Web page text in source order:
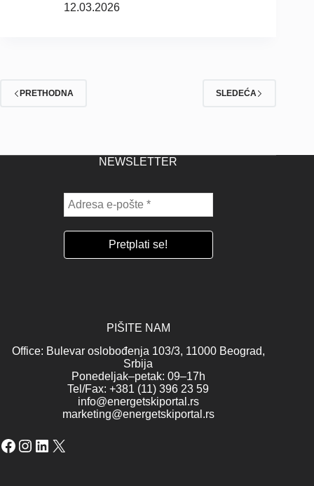
12.03.2026
PRETHODNA SLEDEĆA
NEWSLETTER
PIŠITE NAM
Office: Bulevar oslobođenja 103/3, 11000 Beograd,
Srbija
Ponedeljak–petak: 09–17h
Tel/Fax: +381 (11) 396 23 59
info@energetskiportal.rs
marketing@energetskiportal.rs
Facebook
Instagram
LinkedIn
X